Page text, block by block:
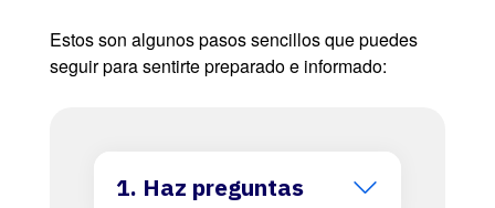
Estos son algunos pasos sencillos que puedes
seguir para sentirte preparado e informado:
1. Haz preguntas